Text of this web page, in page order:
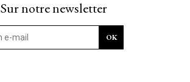
Sur notre newsletter